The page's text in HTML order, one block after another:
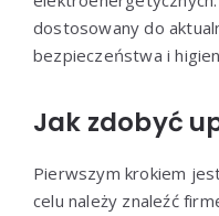
dostosowany do
bezpieczeństwa i
Jak zdobyć
Pierwszym krokiem
celu należy znaleźć